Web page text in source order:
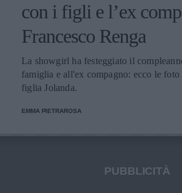
con i figli e l’ex
Francesco Renga
La showgirl ha festeggiato il
famiglia e all'ex compagno: ecco le foto
figlia Jolanda.
EMMA PIETRAROSA
PUBBLICITÀ